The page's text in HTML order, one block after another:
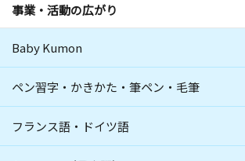
事業・活動の広がり
Baby Kumon
ペン習字・かきかた・筆ペン・毛筆
フランス語・ドイツ語